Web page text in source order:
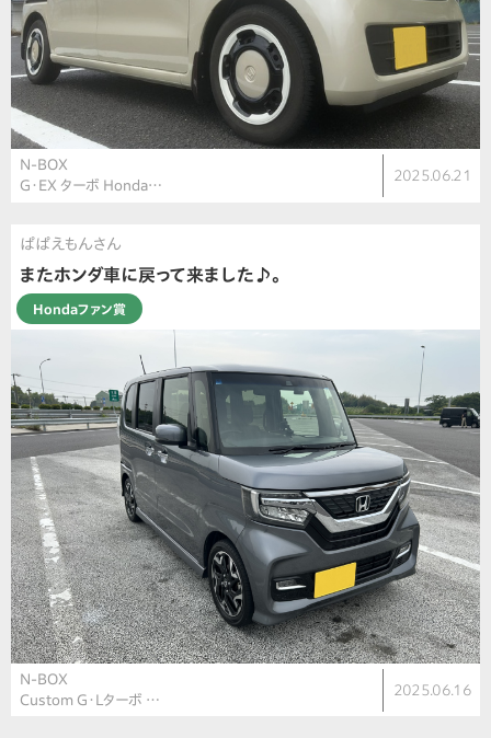
N-BOX
G・EX ターボ Honda…
2025.06.21
ぱぱえもんさん
またホンダ車に戻って来ました♪。
Hondaファン賞
N-BOX
Custom G・Lターボ …
2025.06.16